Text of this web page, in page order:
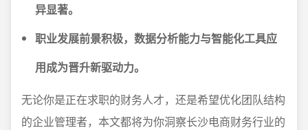
异显著。
职业发展前景积极，数据分析能力与智能化工具应
用成为晋升新驱动力。
无论你是正在求职的财务人才，还是希望优化团队结构
的企业管理者，本文都将为你洞察长沙电商财务行业的